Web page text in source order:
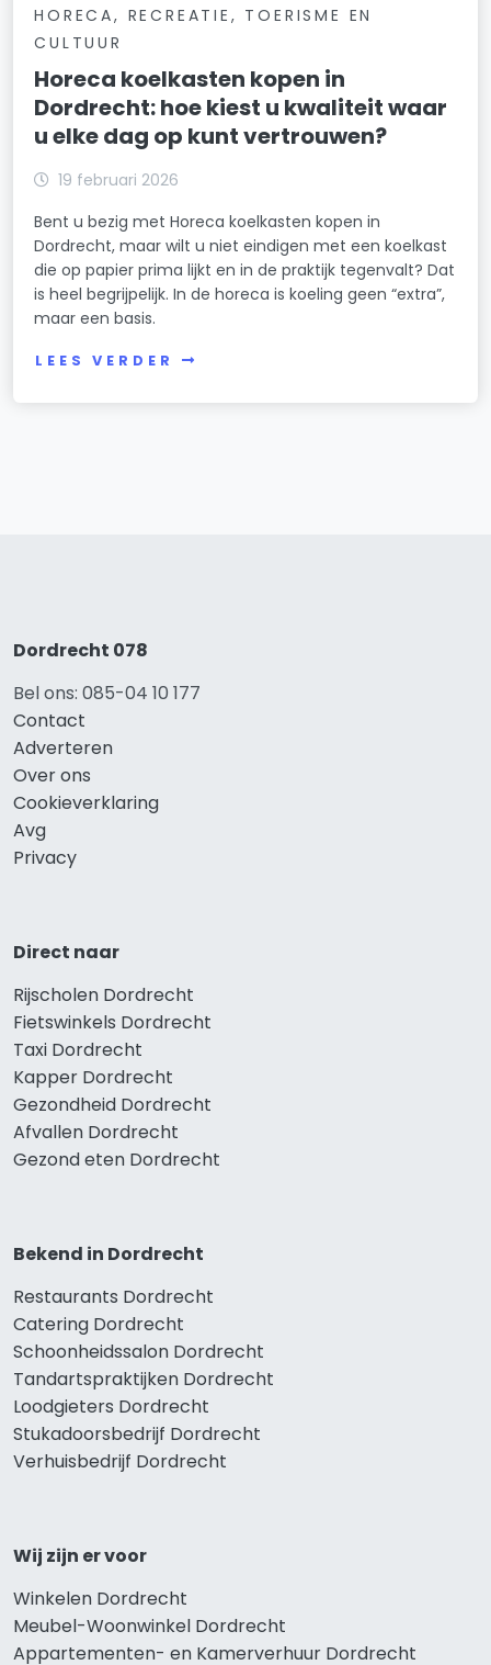
HORECA, RECREATIE, TOERISME EN
CULTUUR
Horeca koelkasten kopen in
Dordrecht: hoe kiest u kwaliteit waar
u elke dag op kunt vertrouwen?
19 februari 2026
Bent u bezig met Horeca koelkasten kopen in
Dordrecht, maar wilt u niet eindigen met een koelkast
die op papier prima lijkt en in de praktijk tegenvalt? Dat
is heel begrijpelijk. In de horeca is koeling geen “extra”,
maar een basis.
LEES VERDER
Dordrecht 078
Bel ons: 085-04 10 177
Contact
Adverteren
Over ons
Cookieverklaring
Avg
Privacy
Direct naar
Rijscholen Dordrecht
Fietswinkels Dordrecht
Taxi Dordrecht
Kapper Dordrecht
Gezondheid Dordrecht
Afvallen Dordrecht
Gezond eten Dordrecht
Bekend in Dordrecht
Restaurants Dordrecht
Catering Dordrecht
Schoonheidssalon Dordrecht
Tandartspraktijken Dordrecht
Loodgieters Dordrecht
Stukadoorsbedrijf Dordrecht
Verhuisbedrijf Dordrecht
Wij zijn er voor
Winkelen Dordrecht
Meubel-Woonwinkel Dordrecht
Appartementen- en Kamerverhuur Dordrecht